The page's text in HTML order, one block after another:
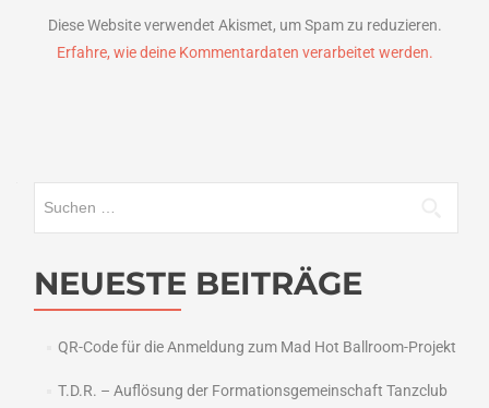
Diese Website verwendet Akismet, um Spam zu reduzieren.
Erfahre, wie deine Kommentardaten verarbeitet werden.
NEUESTE BEITRÄGE
QR-Code für die Anmeldung zum Mad Hot Ballroom-Projekt
T.D.R. – Auflösung der Formationsgemeinschaft Tanzclub